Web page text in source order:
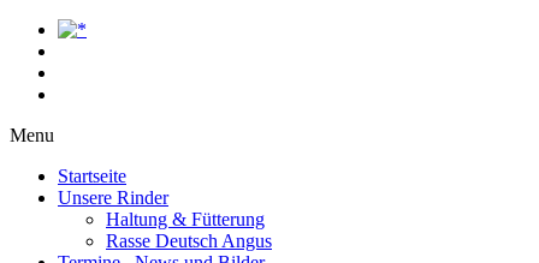
Menu
Startseite
Unsere Rinder
Haltung & Fütterung
Rasse Deutsch Angus